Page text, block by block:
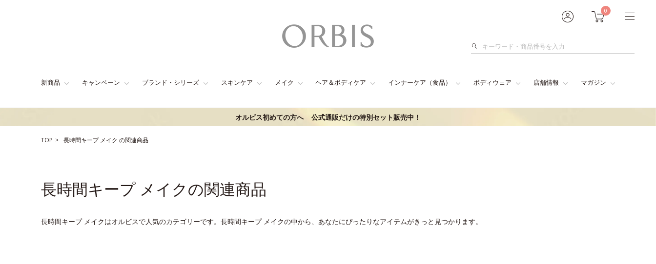
0
検
新商品 キャンペーン ブランド・シリーズ スキンケア メイク ヘア＆ボディケア インナーケア（食品） ボディウェア 店舗情報 マガジン
オルビス初めての方へ 公式通販だけの特別セット販売中！
TOP 長時間キープ メイク の関連商品
長時間キープ メイクの関連商品
長時間キープ メイクはオルビスで人気のカテゴリーです。長時間キープ メイクの中から、あなたにぴったりなアイテムがきっと見つかります。